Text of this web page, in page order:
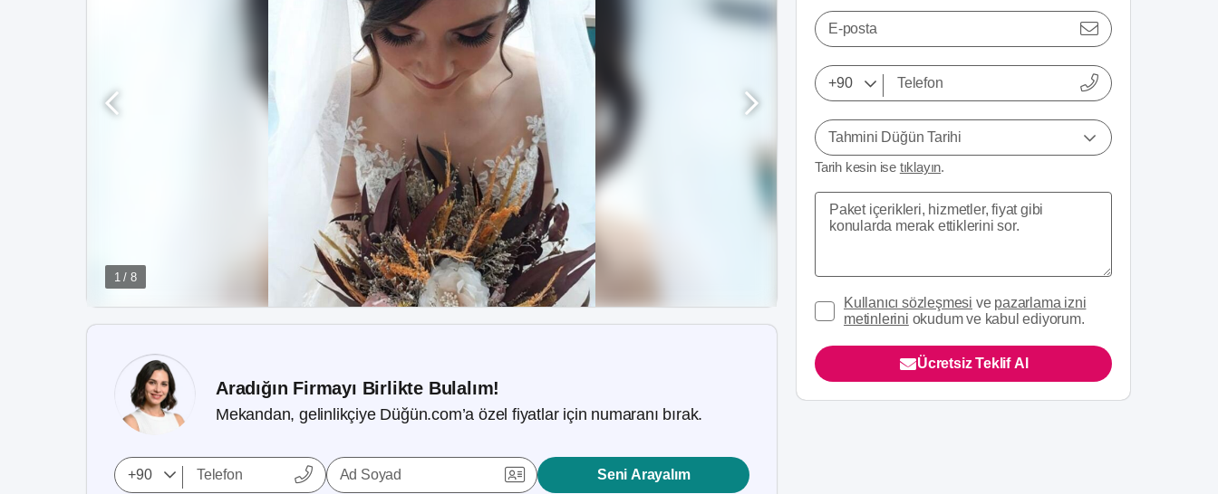
1 / 8
Aradığın Firmayı Birlikte Bulalım!
Mekandan, gelinlikçiye Düğün.com’a özel fiyatlar için numaranı bırak.
Ad Soyad Seni Arayalım
E-posta
Tahmini Düğün Tarihi
Tarih kesin ise tıklayın.
Kullanıcı sözleşmesi ve pazarlama izni
metinlerini okudum ve kabul ediyorum.
Ücretsiz Teklif Al